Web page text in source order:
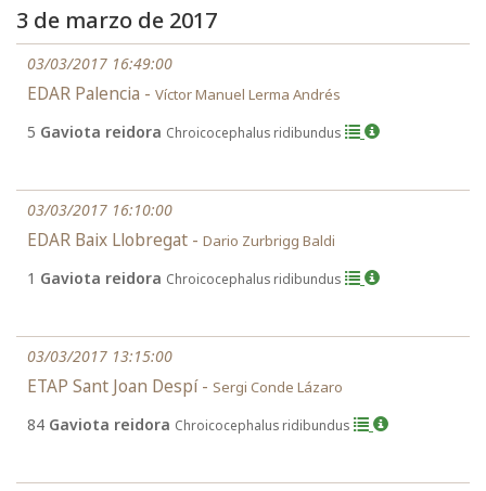
3 de marzo de 2017
03/03/2017 16:49:00
EDAR Palencia - Víctor Manuel Lerma Andrés
5 Gaviota reidora Chroicocephalus ridibundus
03/03/2017 16:10:00
EDAR Baix Llobregat - Dario Zurbrigg Baldi
1 Gaviota reidora Chroicocephalus ridibundus
03/03/2017 13:15:00
ETAP Sant Joan Despí - Sergi Conde Lázaro
84 Gaviota reidora Chroicocephalus ridibundus